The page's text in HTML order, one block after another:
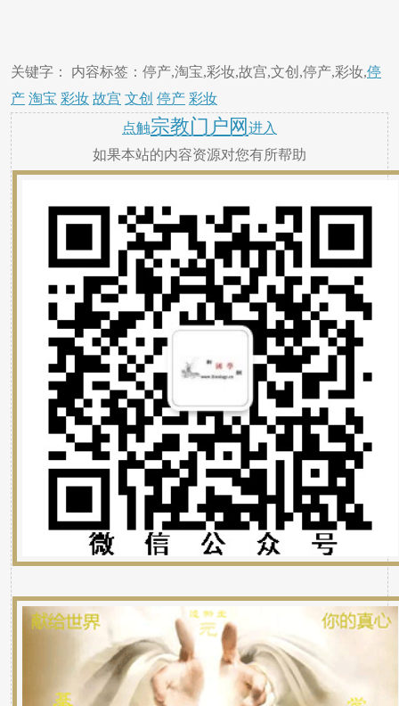
关键字： 内容标签：停产,淘宝,彩妆,故宫,文创,停产,彩妆,停
产 淘宝 彩妆 故宫 文创 停产 彩妆
点触宗教门户网 进入
如果本站的内容资源对您有所帮助